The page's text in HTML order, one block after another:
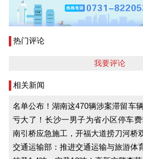
热门评论
我要评论
相关新闻
名单公布！湖南这470辆涉案滞留车
被处理！
亏大了！长沙一男子为省小区停车
罚2000元扣12分
南引桥应急施工，开福大道捞刀河桥
交通运输部：推进交通运输与旅游体